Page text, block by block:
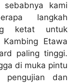
kami
langkah
ketat untuk
Etawa
paling tinggi.
di muka pintu
pengujian dan